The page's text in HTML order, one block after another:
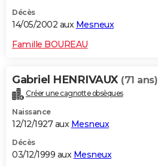
Décès
14/05/2002 aux Mesneux
Famille BOUREAU
Gabriel HENRIVAUX (71 ans)
Créer une cagnotte obsèques
Naissance
12/12/1927 aux Mesneux
Décès
03/12/1999 aux Mesneux